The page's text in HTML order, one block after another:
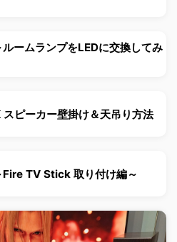
ームランプをLEDに交換してみ
スピーカー壁掛け＆天吊り方法
TV Stick 取り付け編～